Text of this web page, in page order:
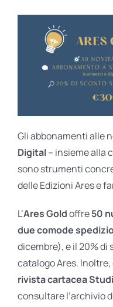
Gli abbonamenti alle
Digital– insieme alla
sono strumenti
delle Edizioni Ares e
L’Ares Goldoffre50
due comode
dicembre), e il 20%
catalogo Ares.
rivista cartacea
consultare l’archivio